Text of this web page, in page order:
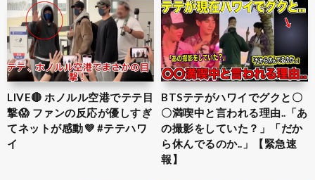
LIVE🔴 ホノルル空港でテテ目
撃😱 ファンの反応が優しすぎ
てネットが感動💜 #テテハワ
イ
BTSテテがハワイでグクと〇
〇満喫中と言われる理由..「あ
の撮影をしていた？」「だか
ら休んでるのか..」【緊急速
報】